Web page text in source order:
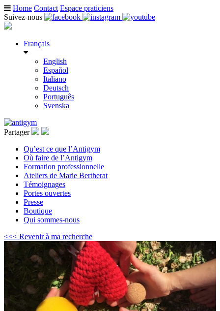
Home Contact Espace praticiens
Suivez-nous
Français
English
Español
Italiano
Deutsch
Português
Svenska
Partager
Qu’est ce que l’Antigym
Où faire de l’Antigym
Formation professionnelle
Ateliers de Marie Bertherat
Témoignages
Portes ouvertes
Presse
Boutique
Qui sommes-nous
<<< Revenir à ma recherche